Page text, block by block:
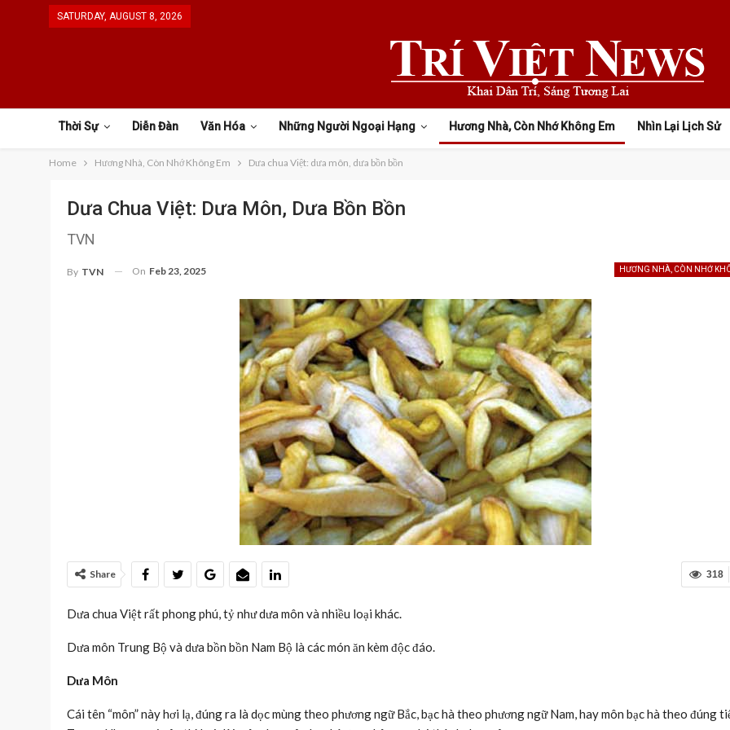
SATURDAY, AUGUST 8, 2026
Thời Sự Diễn Đàn Văn Hóa Những Người Ngoại Hạng Hương Nhà, Còn Nhớ Không Em Nhìn Lại Lịch Sử
Home Hương Nhà, Còn Nhớ Không Em Dưa chua Việt: dưa môn, dưa bồn bồn
Dưa Chua Việt: Dưa Môn, Dưa Bồn Bồn
TVN
HƯƠNG NHÀ, CÒN NHỚ
By TVN On Feb 23, 2025
318
Share
Dưa chua Việt rất phong phú, tỷ như dưa môn và nhiều loại khác.
Dưa môn Trung Bộ và dưa bồn bồn Nam Bộ là các món ăn kèm độc đáo.
Dưa Môn
Cái tên “môn” này hơi lạ, đúng ra là dọc mùng theo phương ngữ Bắc, bạc hà theo phương ngữ Nam, hay môn bạc hà theo đúng